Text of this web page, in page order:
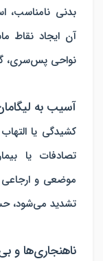
بدنی نامناسب،
نواحی پس‌سری،
آسیب به
کشیدگی یا
تصادفات یا
موضعی و ارجاعی
تشدید می‌شود،
ناهنجاری‌ها و